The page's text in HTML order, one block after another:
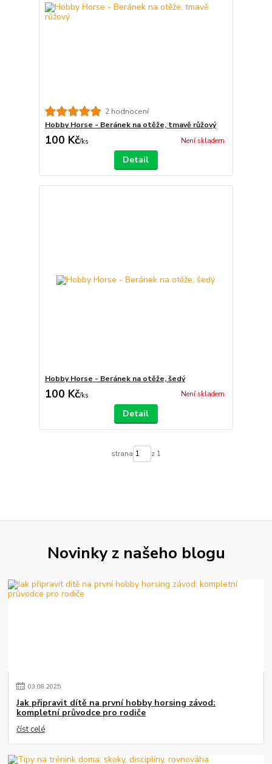
2 hodnocení
Hobby Horse - Beránek na otěže, tmavě růžový
100 Kč/ks Není skladem
Detail
Hobby Horse - Beránek na otěže, šedý
100 Kč/ks Není skladem
Detail
strana z 1
Novinky z našeho blogu
03.08.2025
Jak připravit dítě na první hobby horsing závod:
kompletní průvodce pro rodiče
číst celé